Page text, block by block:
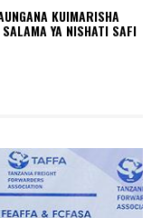
KUIMARISHA
YA NISHATI SAFI